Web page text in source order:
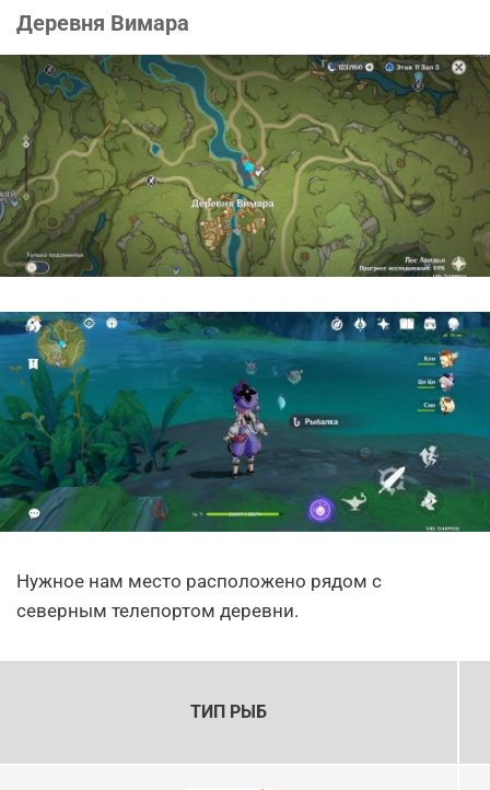
Деревня Вимара
Нужное нам место расположено рядом с
северным телепортом деревни.
ТИП РЫБ